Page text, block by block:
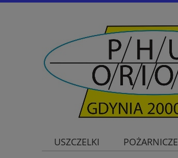
USZCZELKI POŻARNICZE